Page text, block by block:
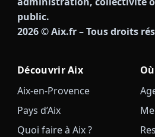
public.
2026© Aix.fr – Tous droits
Découvrir Aix
Aix-en-Provence
Pays d’Aix
Quoi faire à Aix ?